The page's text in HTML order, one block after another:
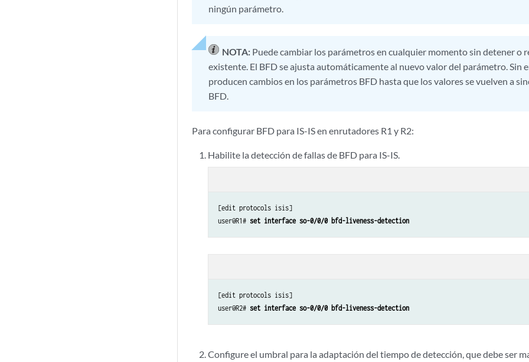
ningún parámetro.
NOTA: Puede cambiar los parámetros en cualquier momento sin detener o
existente. El BFD se ajusta automáticamente al nuevo valor del parámetro. Sin
producen cambios en los parámetros BFD hasta que los valores se vuelven a
BFD.
Para configurar BFD para IS-IS en enrutadores R1 y R2:
Habilite la detección de fallas de BFD para IS-IS.
[edit protocols isis]
user@R1# set interface so-0/0/0 bfd-liveness-detection
[edit protocols isis]
user@R2# set interface so-0/0/0 bfd-liveness-detection
Configure el umbral para la adaptación del tiempo de detección, que debe ser